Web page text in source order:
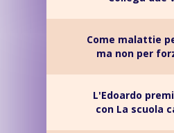
Come malattie
ma non per
L'Edoardo
con La scuola